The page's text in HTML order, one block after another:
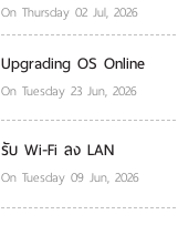
On Thursday 02 Jul, 2026
Upgrading OS Online
On Tuesday 23 Jun, 2026
รับ Wi-Fi ลง LAN
On Tuesday 09 Jun, 2026